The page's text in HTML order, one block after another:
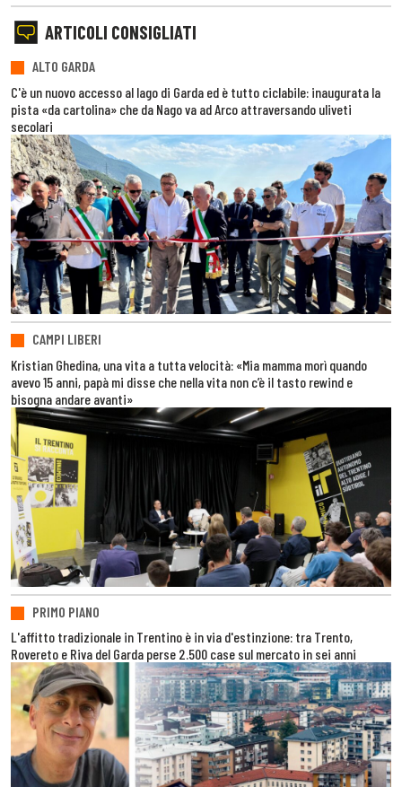
ARTICOLI CONSIGLIATI
ALTO GARDA
C'è un nuovo accesso al lago di Garda ed è tutto ciclabile: inaugurata la
pista «da cartolina» che da Nago va ad Arco attraversando uliveti
secolari
CAMPI LIBERI
Kristian Ghedina, una vita a tutta velocità: «Mia mamma morì quando
avevo 15 anni, papà mi disse che nella vita non c’è il tasto rewind e
bisogna andare avanti»
PRIMO PIANO
L'affitto tradizionale in Trentino è in via d'estinzione: tra Trento,
Rovereto e Riva del Garda perse 2.500 case sul mercato in sei anni